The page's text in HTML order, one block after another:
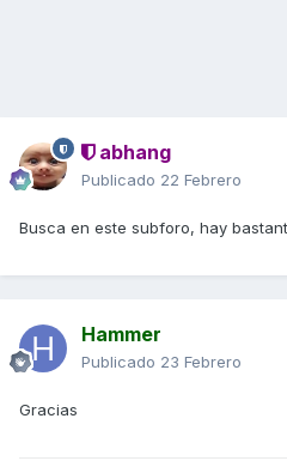
abhang
Publicado 22 Febrero
Busca en este subforo, hay
Hammer
Publicado 23 Febrero
Gracias